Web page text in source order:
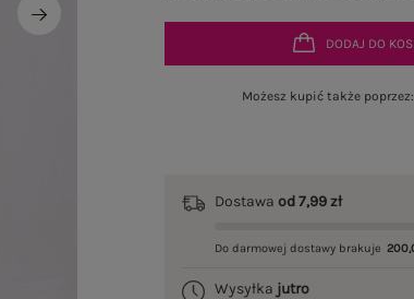
DODAJ DO
Możesz kupić także poprzez:
Dostawaod 7,99 zł
Do darmowej dostawy brakuje
Wysyłka jutro